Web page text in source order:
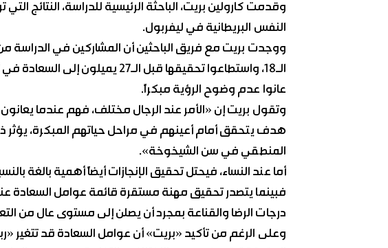
النفس البريطانية في ليفربول.
ووجدت بريت مع فريق الباحثين أن المشاركين في الدراسة
الـ18، واستطاعوا تحقيقها قبل
عانوا عدم وضوح الرؤية مبكراً.
وتقول بريت إن «الأمر عند الرجال مختلف، فهم عندما
هدف يتحقق أمام أعينهم في مراحل حياتهم المبكرة، يؤثر
المنطقي في سن الشيخوخة».
أما عند النساء، فيحتل تحقيق الإنجازات أيضاً أهمية بالغة
فبينما يتصدر تحقيق مهنة مستقرة قائمة عوامل السعادة
درجات الرضا والقناعة بمجرد أن يصلن إلى مستوى عال من